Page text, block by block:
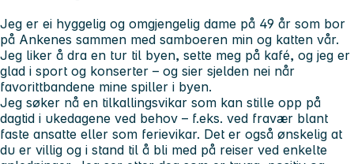
Jeg er ei hyggelig og omgjengelig dame på 49 år som bor
på Ankenes sammen med samboeren min og katten vår.
Jeg liker å dra en tur til byen, sette meg på kafé, og jeg er
glad i sport og konserter – og sier sjelden nei når
favorittbandene mine spiller i byen.
Jeg søker nå en tilkallingsvikar som kan stille opp på
dagtid i ukedagene ved behov – f.eks. ved fravær blant
faste ansatte eller som ferievikar. Det er også ønskelig at
du er villig og i stand til å bli med på reiser ved enkelte